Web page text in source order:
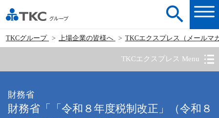
TKCグループ 上場企業の皆様へ TKCエクスプレス（メールマ
TKCエクスプレス Menu
財務省
財務省「「令和８年度税制改正」（令和８